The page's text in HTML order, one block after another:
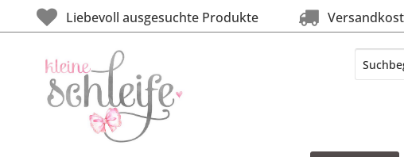
Liebevoll ausgesuchte Produkte